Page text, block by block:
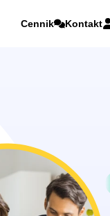
Cennik Kontakt